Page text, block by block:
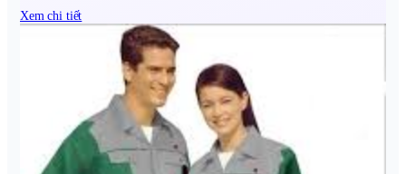
Xem chi tiết